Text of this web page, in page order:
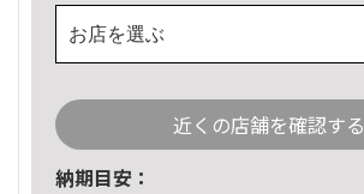
お店を選ぶ
近くの店舗を確認する
納期目安：